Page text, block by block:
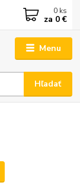
Menu
Hľadať
0 ks
za 0 €